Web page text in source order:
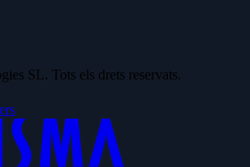
SL. Tots els drets reservats.